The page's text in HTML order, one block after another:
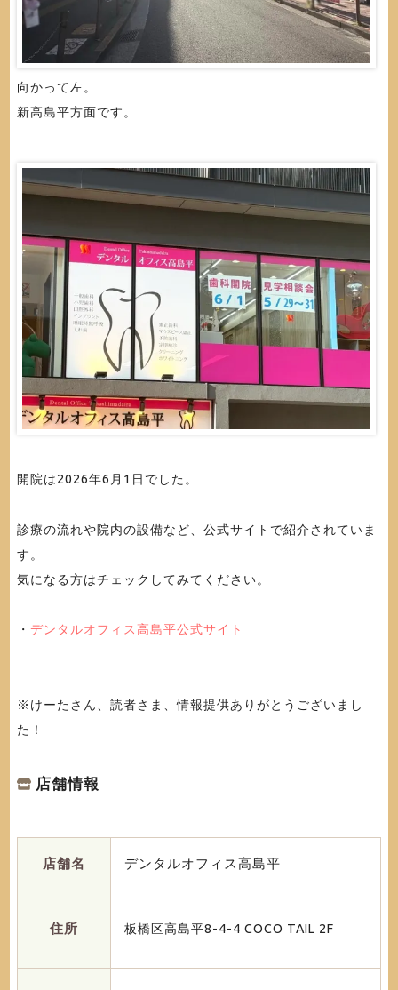
向かって左。
新高島平方面です。
開院は2026年6月1日でした。
診療の流れや院内の設備など、公式サイトで紹介されていま
す。
気になる方はチェックしてみてください。
・ デンタルオフィス高島平公式サイト
※けーたさん、読者さま、情報提供ありがとうございまし
た！
店舗情報
店舗名 デンタルオフィス高島平
住所 板橋区高島平8-4-4 COCO TAIL 2F